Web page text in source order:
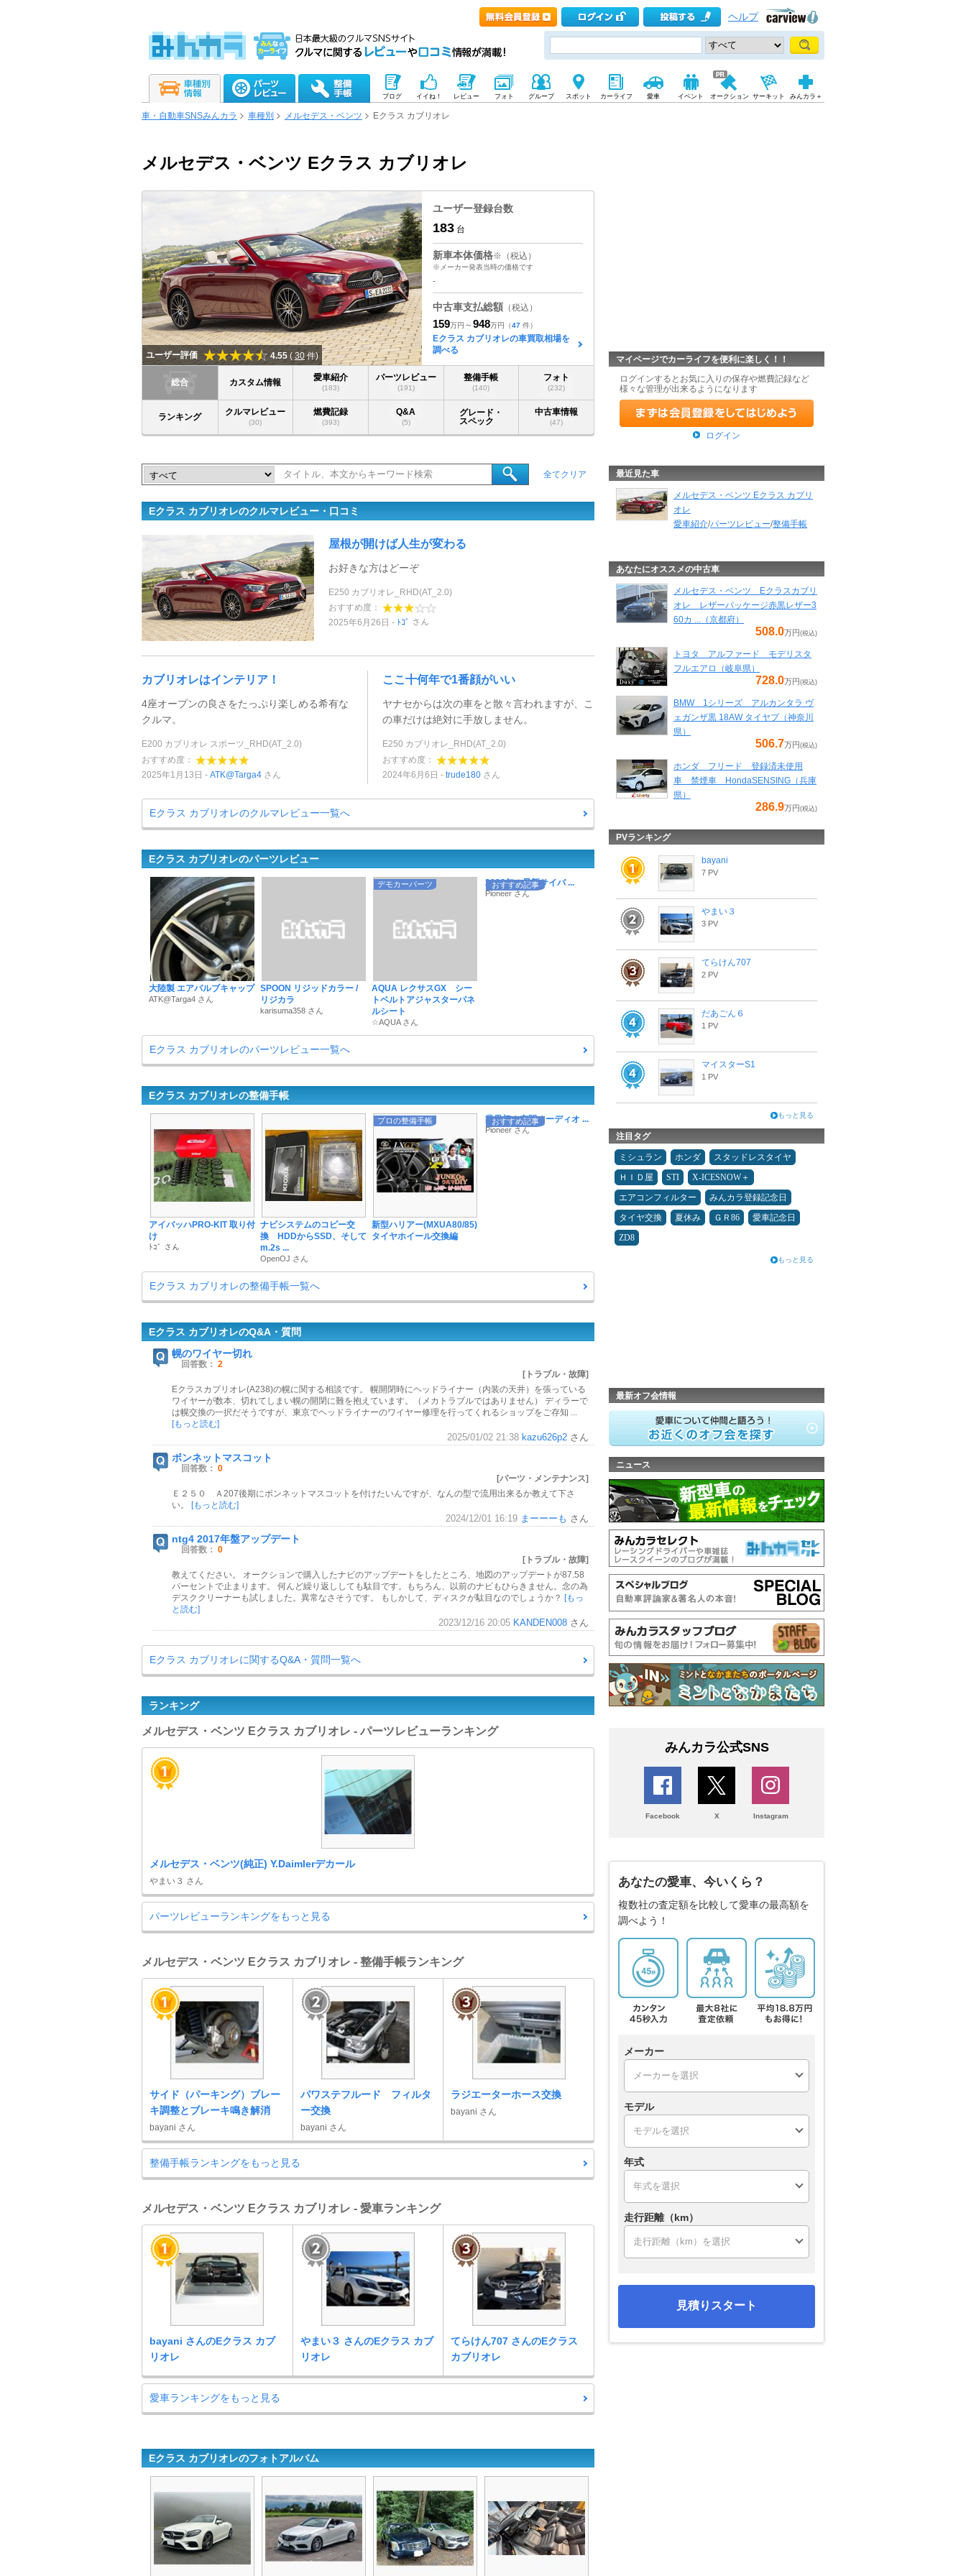
ヘルプ
ブログ イイね！ レビュー フォト グループ スポット カーライフ 愛車 イベント オークション サーキット みんカラ＋
車・自動車SNSみんカラ 車種別 メルセデス・ベンツ Eクラス カブリオレ
メルセデス・ベンツ Eクラス カブリオレ
ユーザー評価 4.55 (30件)
ユーザー登録台数
183 台
新車本体価格※（税込）
※メーカー発表当時の価格です
-
中古車支払総額 （税込）
159万円 ～948万円 （47 件）
Eクラス カブリオレの車買取相場を
調べる
総合 カスタム情報
愛車紹介
(183)
パーツレビュー
(191)
整備手帳
(140)
フォト
(232)
ランキング
クルマレビュー
(30)
燃費記録
(393)
Q&A
(5)
グレード・
スペック
中古車情報
(47)
全てクリア
Eクラス カブリオレのクルマレビュー・口コミ
屋根が開けば人生が変わる
お好きな方はどーぞ
E250 カブリオレ_RHD(AT_2.0)
おすすめ度：
2025年6月26日
ﾄｺﾞ さん
カブリオレはインテリア！
4座オープンの良さをたっぷり楽しめる希有な
クルマ。
E200 カブリオレ スポーツ_RHD(AT_2.0)
おすすめ度：
2025年1月13日
ATK@Targa4 さん
ここ十何年で1番顔がいい
ヤナセからは次の車をと散々言われますが、こ
の車だけは絶対に手放しません。
E250 カブリオレ_RHD(AT_2.0)
おすすめ度：
2024年6月6日
trude180 さん
Eクラス カブリオレのクルマレビュー一覧へ
Eクラス カブリオレのパーツレビュー
大陸製 エアバルブキャップ
ATK@Targa4 さん
SPOON リジッドカラー /
リジカラ
karisuma358 さん
デモカーパーツ
AQUA レクサスGX シー
トベルトアジャスターパネ
ルシート
☆AQUA さん
おすすめ記事
2026年の最新サイバ ...
Pioneer さん
Eクラス カブリオレのパーツレビュー一覧へ
Eクラス カブリオレの整備手帳
アイバッハPRO-KIT 取り付
け
ﾄｺﾞ さん
ナビシステムのコピー交
換 HDDからSSD、そして
m.2s ...
OpenOJ さん
プロの整備手帳
新型ハリアー(MXUA80/85)
タイヤホイール交換編
おすすめ記事
業界初！空間オーディオ ...
Pioneer さん
Eクラス カブリオレの整備手帳一覧へ
Eクラス カブリオレのQ&A・質問
幌のワイヤー切れ
回答数： 2
[トラブル・故障]
Eクラスカブリオレ(A238)の幌に関する相談です。 幌開閉時にヘッドライナー（内装の天井）を張っている
ワイヤーが数本、切れてしまい幌の開閉に難を抱えています。（メカトラブルではありません） ディラーで
は幌交換の一択だそうですが、東京でヘッドライナーのワイヤー修理を行ってくれるショップをご存知 ...
[もっと読む]
2025/01/02 21:38 kazu626p2 さん
ボンネットマスコット
回答数： 0
[パーツ・メンテナンス]
Ｅ２５０ Ａ207後期にボンネットマスコットを付けたいんですが、なんの型で流用出来るか教えて下さ
い。
[もっと読む]
2024/12/01 16:19 まーーーも さん
ntg4 2017年盤アップデート
回答数： 0
[トラブル・故障]
教えてください。 オークションで購入したナビのアップデートをしたところ、地図のアップデートが87.58
パーセントで止まります。 何んど繰り返ししても駄目です。もちろん、以前のナビもひらきません。念の為
デスククリーナーも試しました。異常なさそうです。 もしかして、ディスクが駄目なのでしょうか？ [もっ
と読む]
2023/12/16 20:05 KANDEN008 さん
Eクラス カブリオレに関するQ&A・質問一覧へ
ランキング
メルセデス・ベンツ Eクラス カブリオレ - パーツレビューランキング
メルセデス・ベンツ(純正) Y.Daimlerデカール
やまい３ さん
パーツレビューランキングをもっと見る
メルセデス・ベンツ Eクラス カブリオレ - 整備手帳ランキング
サイド（パーキング）ブレー
キ調整とブレーキ鳴き解消
bayani さん
パワステフルード フィルタ
ー交換
bayani さん
ラジエーターホース交換
bayani さん
整備手帳ランキングをもっと見る
メルセデス・ベンツ Eクラス カブリオレ - 愛車ランキング
bayani さんのEクラス カブ
リオレ
やまい３ さんのEクラス カブ
リオレ
てらけん707 さんのEクラス
カブリオレ
愛車ランキングをもっと見る
Eクラス カブリオレのフォトアルバム
マイページでカーライフを便利に楽しく！！
ログインするとお気に入りの保存や燃費記録など
様々な管理が出来るようになります
ログイン
最近見た車
メルセデス・ベンツ Eクラス カブリ
オレ
愛車紹介/パーツレビュー/整備手帳
あなたにオススメの中古車
メルセデス・ベンツ Eクラスカブリ
オレ レザーパッケージ赤黒レザー3
60カ ...（京都府）
508.0万円(税込)
トヨタ アルファード モデリスタ
フルエアロ（岐阜県）
728.0万円(税込)
BMW 1シリーズ アルカンタラ ヴ
ェガンザ黒 18AW タイヤプ（神奈川
県）
506.7万円(税込)
ホンダ フリード 登録済未使用
車 禁煙車 HondaSENSING（兵庫
県）
286.9万円(税込)
PVランキング
bayani
7 PV
やまい３
3 PV
てらけん707
2 PV
だあごん６
1 PV
マイスターS1
1 PV
もっと見る
注目タグ
ミシュラン ホンダ
スタッドレスタイヤ
ＨＩＤ屋
STI
X-ICESNOW＋
エアコンフィルター
みんカラ登録記念日
タイヤ交換
夏休み ＧＲ86
愛車記念日
ZD8
もっと見る
最新オフ会情報
ニュース
みんカラ公式SNS
Facebook X Instagram
あなたの愛車、今いくら？
複数社の査定額を比較して愛車の最高額を
調べよう！
メーカー
モデル
年式
走行距離（km）
見積りスタート